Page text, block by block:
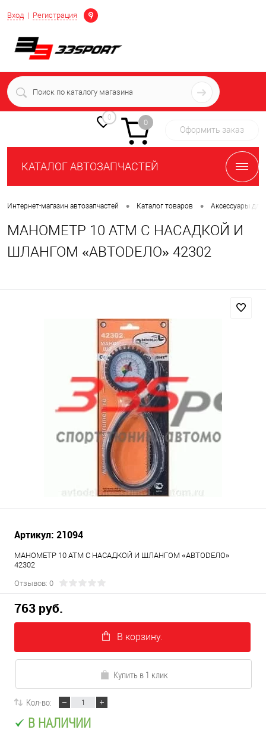
Вход Регистрация
Определение
+7 (939) 716-10-06
пн-пт 7:00-16:00 МСК
0
0
Оформить заказ
КАТАЛОГ АВТОЗАПЧАСТЕЙ
Интернет-магазин автозапчастей • Каталог товаров • Аксессуары
МАНОМЕТР 10 АТМ С НАСАДКОЙ И
ШЛАНГОМ «АВТОDЕЛО» 42302
Артикул: 21094
МАНОМЕТР 10 АТМ С НАСАДКОЙ И ШЛАНГОМ «АВТОDЕЛО»
42302
Отзывов: 0
763 руб.
В корзину.
Купить в 1 клик
Кол-во:
В НАЛИЧИИ